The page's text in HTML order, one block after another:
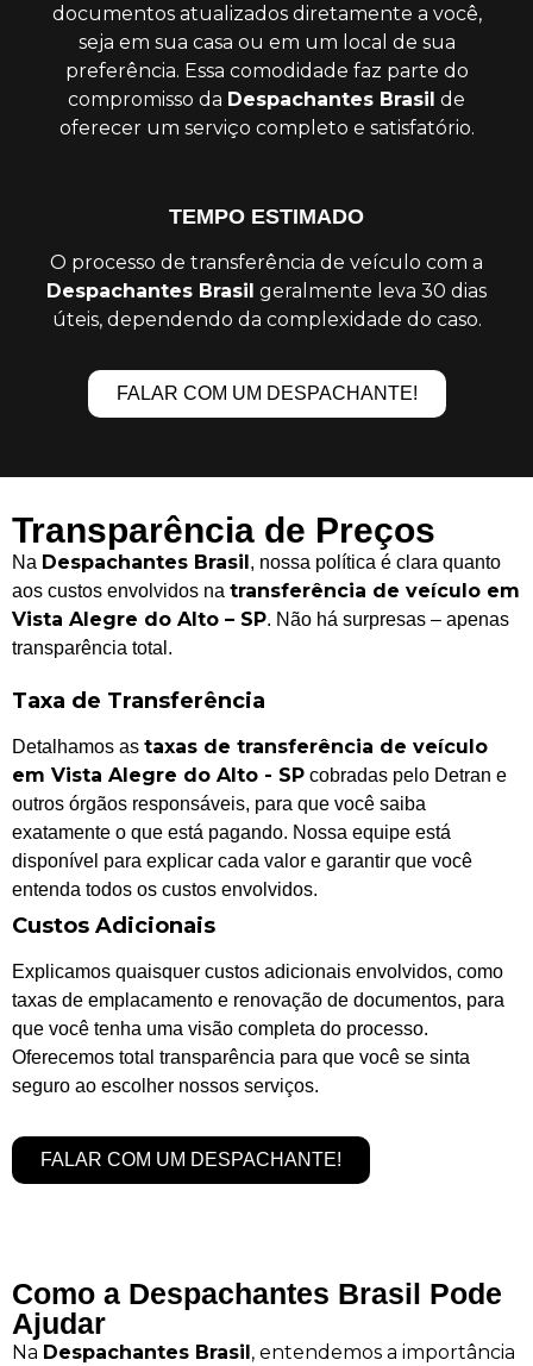
documentos atualizados diretamente a você,
seja em sua casa ou em um local de sua
preferência. Essa comodidade faz parte do
compromisso da Despachantes Brasil de
oferecer um serviço completo e satisfatório.
TEMPO ESTIMADO
O processo de transferência de veículo com a
Despachantes Brasil geralmente leva 30 dias
úteis, dependendo da complexidade do caso.
FALAR COM UM DESPACHANTE!
Transparência de Preços
Na Despachantes Brasil, nossa política é clara quanto
aos custos envolvidos na transferência de veículo em
Vista Alegre do Alto – SP. Não há surpresas – apenas
transparência total.
Taxa de Transferência
Detalhamos as taxas de transferência de veículo
em Vista Alegre do Alto - SP cobradas pelo Detran e
outros órgãos responsáveis, para que você saiba
exatamente o que está pagando. Nossa equipe está
disponível para explicar cada valor e garantir que você
entenda todos os custos envolvidos.
Custos Adicionais
Explicamos quaisquer custos adicionais envolvidos, como
taxas de emplacamento e renovação de documentos, para
que você tenha uma visão completa do processo.
Oferecemos total transparência para que você se sinta
seguro ao escolher nossos serviços.
FALAR COM UM DESPACHANTE!
Como a Despachantes Brasil Pode
Ajudar
Na Despachantes Brasil, entendemos a importância